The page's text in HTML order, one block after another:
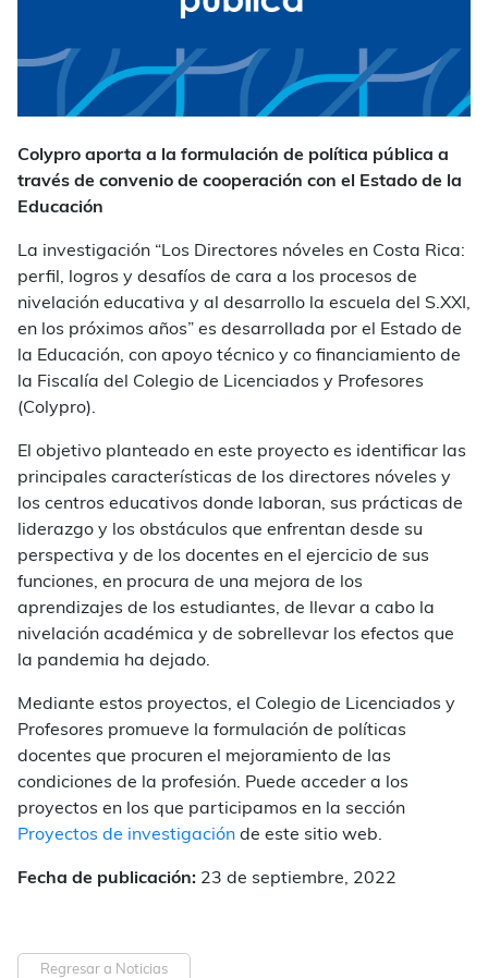
Colypro aporta a la formulación de política pública a
través de convenio de cooperación con el Estado de la
Educación
La investigación “Los Directores nóveles en Costa Rica:
perfil, logros y desafíos de cara a los procesos de
nivelación educativa y al desarrollo la escuela del S.XXI,
en los próximos años” es desarrollada por el Estado de
la Educación, con apoyo técnico y co financiamiento de
la Fiscalía del Colegio de Licenciados y Profesores
(Colypro).
El objetivo planteado en este proyecto es identificar las
principales características de los directores nóveles y
los centros educativos donde laboran, sus prácticas de
liderazgo y los obstáculos que enfrentan desde su
perspectiva y de los docentes en el ejercicio de sus
funciones, en procura de una mejora de los
aprendizajes de los estudiantes, de llevar a cabo la
nivelación académica y de sobrellevar los efectos que
la pandemia ha dejado.
Mediante estos proyectos, el Colegio de Licenciados y
Profesores promueve la formulación de políticas
docentes que procuren el mejoramiento de las
condiciones de la profesión. Puede acceder a los
proyectos en los que participamos en la sección
Proyectos de investigación de este sitio web.
Fecha de publicación: 23 de septiembre, 2022
Regresar a Noticias